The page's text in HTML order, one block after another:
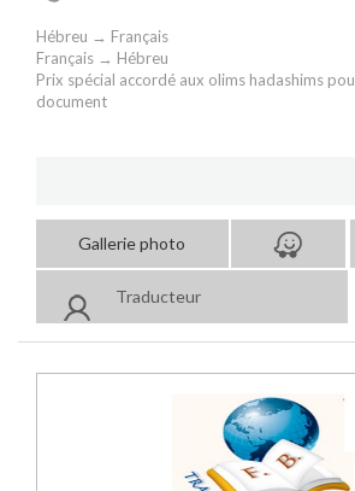
Hébreu → Français
Français → Hébreu
Prix spécial accordé aux olims hadashims
document
Gallerie photo
Traducteur